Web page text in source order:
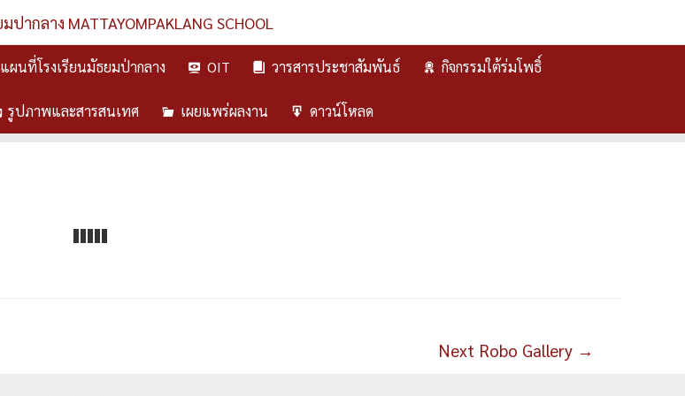
แผนที่โรงเรียนมัธยมป่ากลาง OIT วารสารประชาสัมพันธ์ กิจกรรมใต้ร่มโพธิ์
รูปภาพและสารสนเทศ เผยแพร่ผลงาน ดาวน์โหลด
Next Robo Gallery →